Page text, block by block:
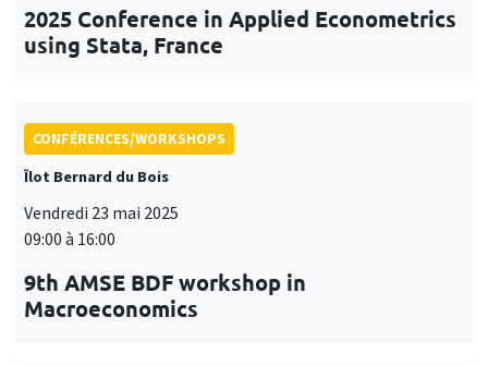
2025 Conference in Applied Econometrics
using Stata, France
CONFÉRENCES/WORKSHOPS
Îlot Bernard du Bois
Vendredi 23 mai 2025
09:00 à 16:00
9th AMSE BDF workshop in
Macroeconomics